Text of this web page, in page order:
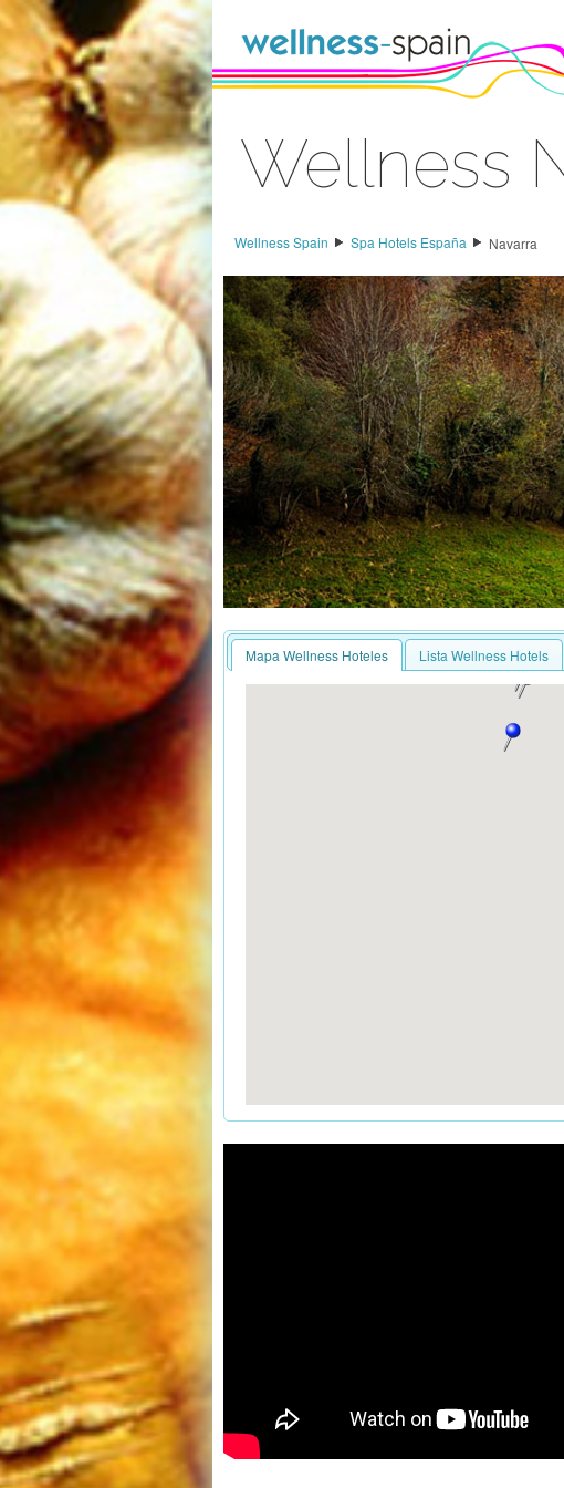
Wellness
Wellness Spain
Spa Hotels España Navarra
Mapa Wellness Hoteles Lista Wellness Hotels